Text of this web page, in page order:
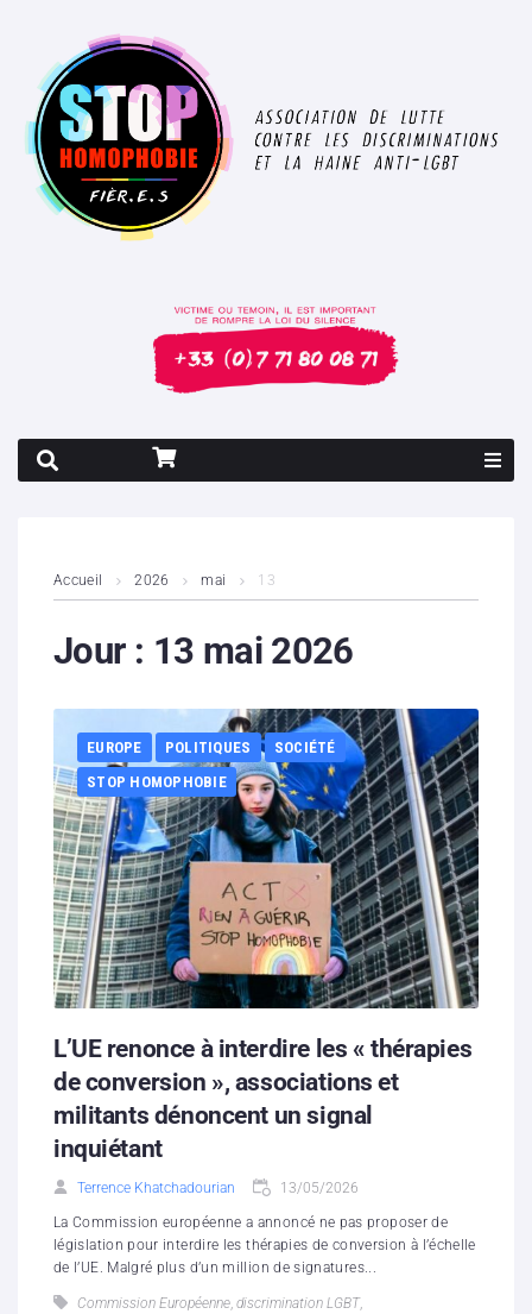
Boutique
Partenaires
Contacts
Hébergement solidaire
Accueil 2026 mai 13
Jour : 13 mai 2026
EUROPE POLITIQUES
SOCIÉTÉ
STOP HOMOPHOBIE
L’UE renonce à interdire les « thérapies
de conversion », associations et
militants dénoncent un signal
inquiétant
Terrence Khatchadourian 13/05/2026
La Commission européenne a annoncé ne pas proposer de
législation pour interdire les thérapies de conversion à l’échelle
de l’UE. Malgré plus d’un million de signatures...
Commission Européenne, discrimination LGBT,